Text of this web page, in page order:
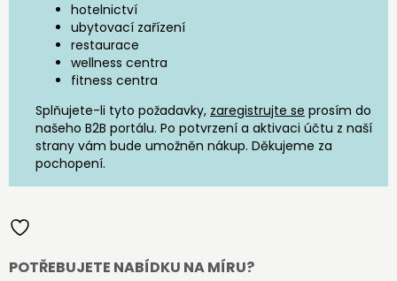
hotelnictví
ubytovací zařízení
restaurace
wellness centra
fitness centra
Splňujete-li tyto požadavky, zaregistrujte se prosím do
našeho B2B portálu. Po potvrzení a aktivaci účtu z naší
strany vám bude umožněn nákup. Děkujeme za
pochopení.
POTŘEBUJETE NABÍDKU NA MÍRU?